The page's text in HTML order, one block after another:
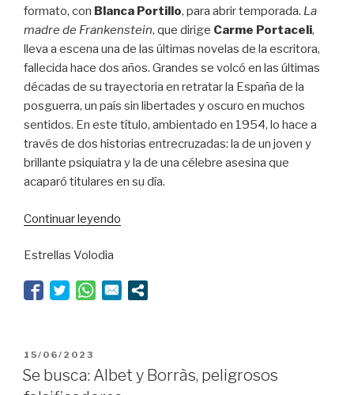
formato, con Blanca Portillo, para abrir temporada. La
madre de Frankenstein, que dirige Carme Portaceli,
lleva a escena una de las últimas novelas de la escritora,
fallecida hace dos años. Grandes se volcó en las últimas
décadas de su trayectoria en retratar la España de la
posguerra, un país sin libertades y oscuro en muchos
sentidos. En este título, ambientado en 1954, lo hace a
través de dos historias entrecruzadas: la de un joven y
brillante psiquiatra y la de una célebre asesina que
acaparó titulares en su día.
Continuar leyendo
Estrellas Volodia
PUBLICADO
EL
15/06/2023
Se busca: Albet y Borràs, peligrosos